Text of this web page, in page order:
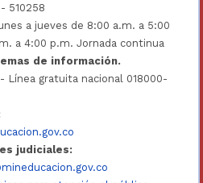
510258
a jueves de 8:00 a.m. a 5:00
a 4:00 p.m. Jornada continua
de información.
Línea gratuita nacional 018000-
judiciales: